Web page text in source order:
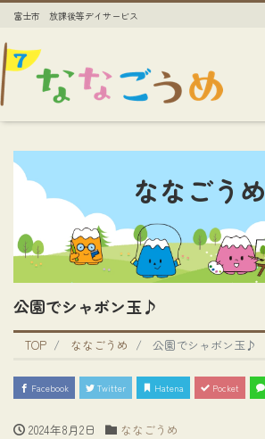
富士市 放課後等デイサービス
ななごうめ
公園でシャボン玉♪
TOP ななごうめ 公園でシャボン玉♪
Facebook Twitter Hatena Pocket
2024年8月2日 ななごうめ